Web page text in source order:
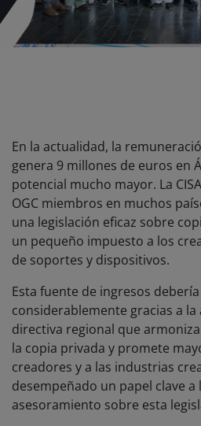
En la actualidad, la
genera 9 millones de euros en
potencial mucho mayor. La
OGC miembros en muchos
una legislación eficaz sobre
un pequeño impuesto a los
de soportes y dispositivos.
Esta fuente de ingresos
considerablemente gracias a
directiva regional que
la copia privada y promete
creadores y a las industrias
desempeñado un papel clave
asesoramiento sobre esta